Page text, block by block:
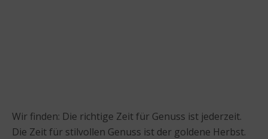
Wir finden: Die richtige Zeit für Genuss ist jederzeit.
Die Zeit für stilvollen Genuss ist der goldene Herbst.